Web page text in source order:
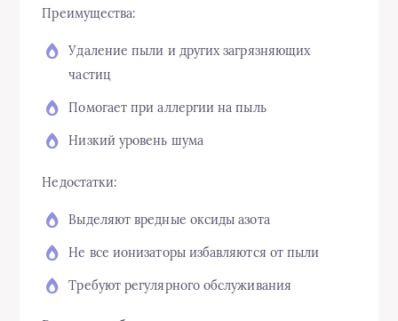
Преимущества:
Удаление пыли и других загрязняющих
частиц
Помогает при аллергии на пыль
Низкий уровень шума
Недостатки:
Выделяют вредные оксиды азота
Не все ионизаторы избавляются от пыли
Требуют регулярного обслуживания